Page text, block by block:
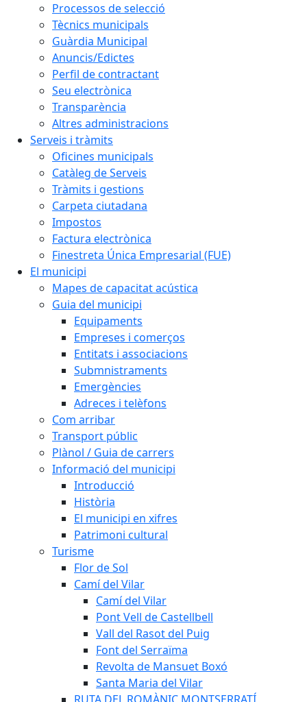
Processos de selecció
Tècnics municipals
Guàrdia Municipal
Anuncis/Edictes
Perfil de contractant
Seu electrònica
Transparència
Altres administracions
Serveis i tràmits
Oficines municipals
Catàleg de Serveis
Tràmits i gestions
Carpeta ciutadana
Impostos
Factura electrònica
Finestreta Única Empresarial (FUE)
El municipi
Mapes de capacitat acústica
Guia del municipi
Equipaments
Empreses i comerços
Entitats i associacions
Submnistraments
Emergències
Adreces i telèfons
Com arribar
Transport públic
Plànol / Guia de carrers
Informació del municipi
Introducció
Història
El municipi en xifres
Patrimoni cultural
Turisme
Flor de Sol
Camí del Vilar
Camí del Vilar
Pont Vell de Castellbell
Vall del Rasot del Puig
Font del Serraïma
Revolta de Mansuet Boxó
Santa Maria del Vilar